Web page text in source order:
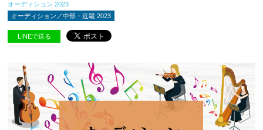
オーディション 2023
オーディション／中部・近畿 2023
LINEで送る